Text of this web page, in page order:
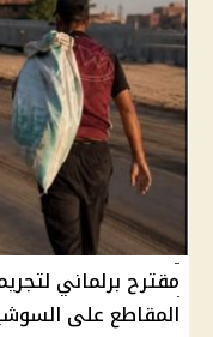
مقترح برلماني
المقاطع على